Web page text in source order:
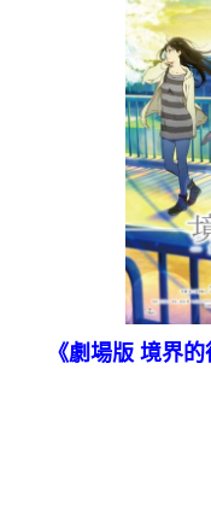
《劇場版 境界